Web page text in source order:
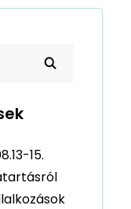
15.